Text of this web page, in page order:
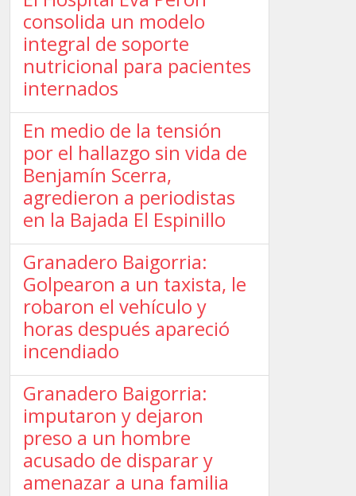
consolida un modelo
integral de soporte
nutricional para pacientes
internados
En medio de la tensión
por el hallazgo sin vida de
Benjamín Scerra,
agredieron a periodistas
en la Bajada El Espinillo
Granadero Baigorria:
Golpearon a un taxista, le
robaron el vehículo y
horas después apareció
incendiado
Granadero Baigorria:
imputaron y dejaron
preso a un hombre
acusado de disparar y
amenazar a una familia